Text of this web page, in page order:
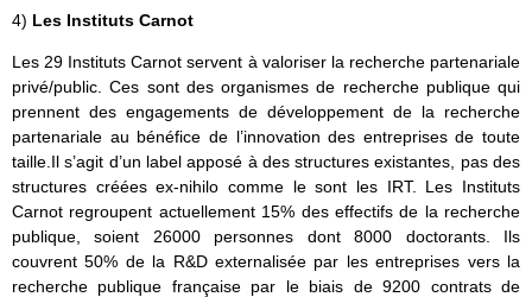
4) Les Instituts Carnot
Les 29 Instituts Carnot servent à valoriser la recherche partenariale
privé/public. Ces sont des organismes de recherche publique qui
prennent des engagements de développement de la recherche
partenariale au bénéfice de l’innovation des entreprises de toute
taille.Il s’agit d’un label apposé à des structures existantes, pas des
structures créées ex-nihilo comme le sont les IRT. Les Instituts
Carnot regroupent actuellement 15% des effectifs de la recherche
publique, soient 26000 personnes dont 8000 doctorants. Ils
couvrent 50% de la R&D externalisée par les entreprises vers la
recherche publique française par le biais de 9200 contrats de